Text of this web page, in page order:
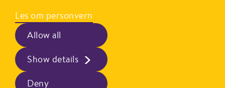
Allow all
Show details
Deny
Les om personvern
Besøksadresse
Schweigaards gate 15
0191 Oslo